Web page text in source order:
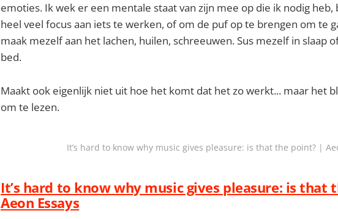
emoties. Ik wek er een mentale staat van zijn mee op die ik nodig
heel veel focus aan iets te werken, of om de puf op te brengen om te
maak mezelf aan het lachen, huilen, schreeuwen. Sus mezelf in slaap
bed.
Maakt ook eigenlijk niet uit hoe het komt dat het zo werkt... maar het
om te lezen.
It’s hard to know why music gives pleasure: is that the point? |
It’s hard to know why music gives pleasure: is that
Aeon Essays